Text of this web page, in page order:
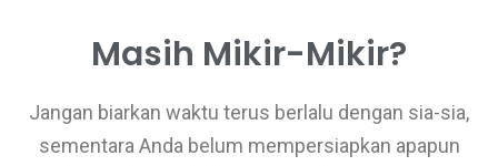
Masih Mikir-Mikir?
Jangan biarkan waktu terus berlalu dengan sia-sia,
sementara Anda belum mempersiapkan apapun